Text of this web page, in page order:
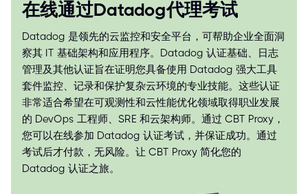
在线通过Datadog代理考试
Datadog 是领先的云监控和安全平台，可帮助企业全面洞
察其 IT 基础架构和应用程序。Datadog 认证基础、日志
管理及其他认证旨在证明您具备使用 Datadog 强大工具
套件监控、记录和保护复杂云环境的专业技能。这些认证
非常适合希望在可观测性和云性能优化领域取得职业发展
的 DevOps 工程师、SRE 和云架构师。通过 CBT Proxy，
您可以在线参加 Datadog 认证考试，并保证成功。通过
考试后才付款，无风险。让 CBT Proxy 简化您的
Datadog 认证之旅。